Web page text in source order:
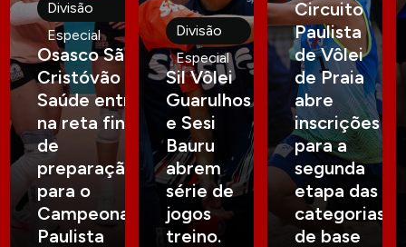
Divisão
Especial
Osasco São
Cristóvão
Saúde entra
na reta final
de
preparação
para o
Campeonato
Paulista
Divisão
Especial
Sil Vôlei
Guarulhos
e Sesi
Bauru
abrem
série de
jogos
treino.
Circuito
Paulista
de Vôlei
de Praia
abre
inscrições
para a
segunda
etapa das
categorias
de base